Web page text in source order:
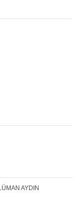
AYDIN